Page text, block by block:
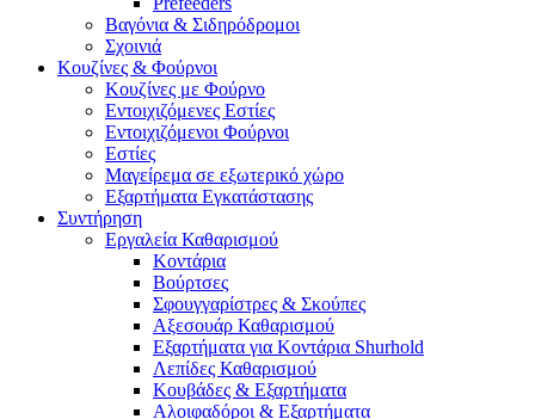
Βαγόνια & Σιδηρόδρομοι
Σχοινιά
Κουζίνες & Φούρνοι
Κουζίνες με Φούρνο
Εντοιχιζόμενες Εστίες
Εντοιχιζόμενοι Φούρνοι
Εστίες
Μαγείρεμα σε εξωτερικό χώρο
Εξαρτήματα Εγκατάστασης
Συντήρηση
Εργαλεία Καθαρισμού
Κοντάρια
Βούρτσες
Σφουγγαρίστρες & Σκούπες
Αξεσουάρ Καθαρισμού
Εξαρτήματα για Κοντάρια Shurhold
Λεπίδες Καθαρισμού
Κουβάδες & Εξαρτήματα
Αλοιφαδόροι & Εξαρτήματα